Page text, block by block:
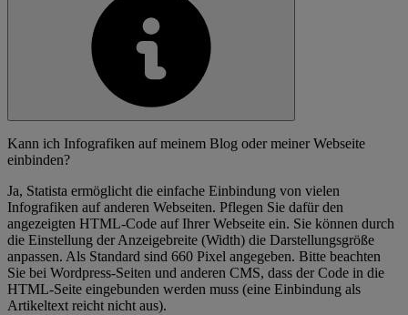
Kann ich Infografiken auf meinem Blog oder meiner Webseite
einbinden?
Ja, Statista ermöglicht die einfache Einbindung von vielen
Infografiken auf anderen Webseiten. Pflegen Sie dafür den
angezeigten HTML-Code auf Ihrer Webseite ein. Sie können durch
die Einstellung der Anzeigebreite (Width) die Darstellungsgröße
anpassen. Als Standard sind 660 Pixel angegeben. Bitte beachten
Sie bei Wordpress-Seiten und anderen CMS, dass der Code in die
HTML-Seite eingebunden werden muss (eine Einbindung als
Artikeltext reicht nicht aus).